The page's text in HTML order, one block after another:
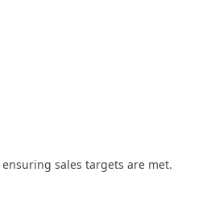
sales targets are met.